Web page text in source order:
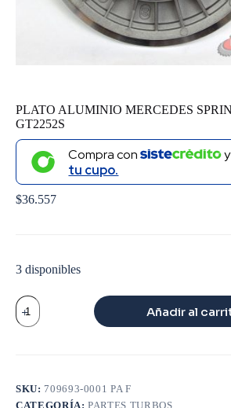
PLATO ALUMINIO MERCEDES
GT2252S
Compra con y
tu cupo.
$36.557
3 disponibles
PLATO
ALUMINIO
MERCEDES
Añadir al
SKU: 709693-0001 PA F
CATEGORÍA:PARTES TURBOS